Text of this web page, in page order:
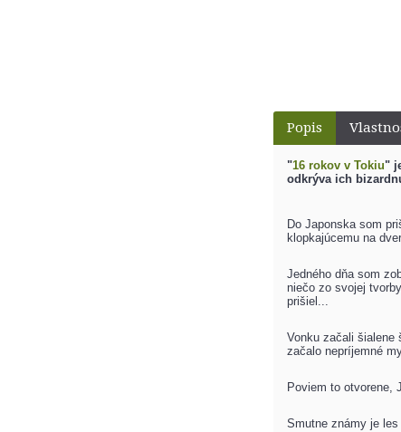
Popis
"16 rokov v Tokiu"
odkrýva ich
Do Japonska som
klopkajúcemu na
Jedného dňa som
niečo zo svojej
prišiel...
Vonku začali šialene
začalo nepríjemné
Poviem to otvorene,
Smutne známy je